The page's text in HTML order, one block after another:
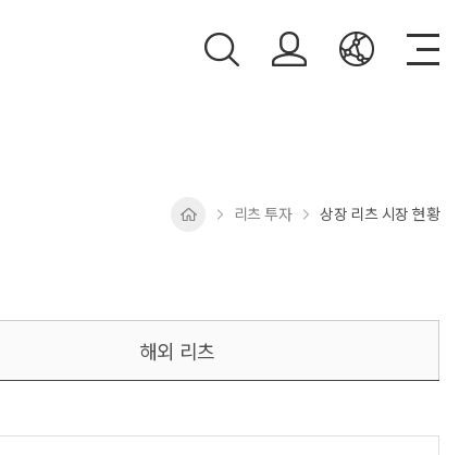
리츠 투자 상장 리츠 시장 현황
해외 리츠